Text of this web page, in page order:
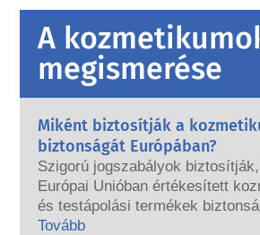
A
megismerése
Miként biztosítják a
biztonságát Európában?
Szigorú jogszabályok
Európai Unióban értékesített
és testápolási termékek
használhatók legyenek. A
Tovább